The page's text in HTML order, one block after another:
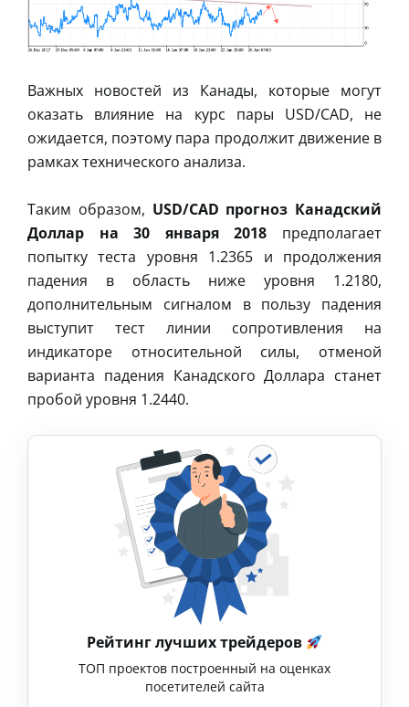
Важных новостей из Канады, которые могут
оказать влияние на курс пары USD/CAD, не
ожидается, поэтому пара продолжит движение в
рамках технического анализа.
Таким образом, USD/CAD прогноз Канадский
Доллар на 30 января 2018 предполагает
попытку теста уровня 1.2365 и продолжения
падения в область ниже уровня 1.2180,
дополнительным сигналом в пользу падения
выступит тест линии сопротивления на
индикаторе относительной силы, отменой
варианта падения Канадского Доллара станет
пробой уровня 1.2440.
Рейтинг лучших трейдеров
ТОП проектов построенный на оценках
посетителей сайта